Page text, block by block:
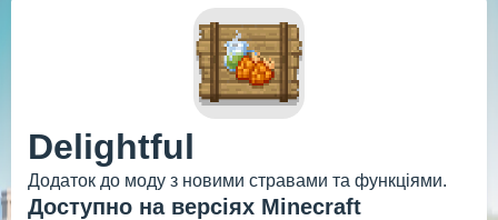
Delightful
Додаток до моду з новими стравами та функціями.
Доступно на версіях Minecraft